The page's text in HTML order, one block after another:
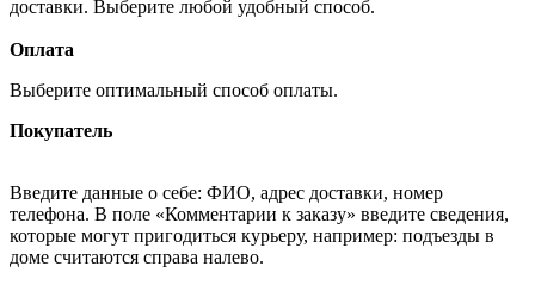
доставки. Выберите любой удобный способ.
Оплата
Выберите оптимальный способ оплаты.
Покупатель
Введите данные о себе: ФИО, адрес доставки, номер
телефона. В поле «Комментарии к заказу» введите сведения,
которые могут пригодиться курьеру, например: подъезды в
доме считаются справа налево.